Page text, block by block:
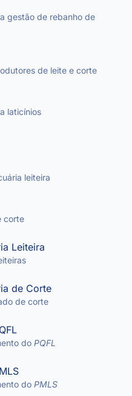
gestão de rebanho de
de leite e corte
laticínios
leiteira
corte
Leiteira
de Corte
de corte
do PQFL
do PMLS